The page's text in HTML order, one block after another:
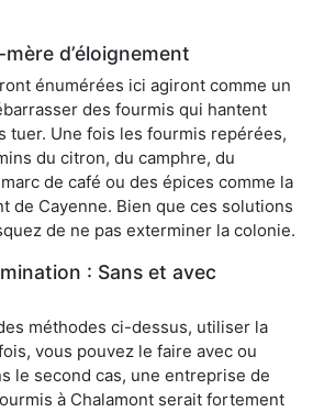
d’éloignement
énumérées ici agiront comme un
des fourmis qui hantent
tuer. Une fois les fourmis repérées,
du citron, du camphre, du
de café ou des épices comme la
de Cayenne. Bien que ces solutions
de ne pas exterminer la colonie.
: Sans et avec
méthodes ci-dessus, utiliser la
vous pouvez le faire avec ou
le second cas, une entreprise de
à Chalamont serait fortement